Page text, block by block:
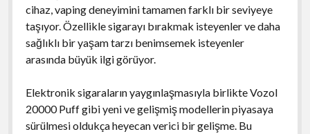
cihaz, vaping deneyimini tamamen farklı bir seviyeye
taşıyor. Özellikle sigarayı bırakmak isteyenler ve daha
sağlıklı bir yaşam tarzı benimsemek isteyenler
arasında büyük ilgi görüyor.
Elektronik sigaraların yaygınlaşmasıyla birlikte Vozol
20000 Puff gibi yeni ve gelişmiş modellerin piyasaya
sürülmesi oldukça heyecan verici bir gelişme. Bu